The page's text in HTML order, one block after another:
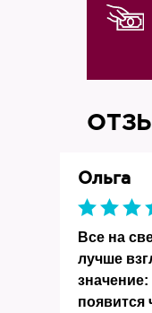
Ольга
Все на
лучше
появится